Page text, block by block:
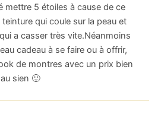
mettre 5 étoiles à cause de ce
qui coule sur la peau et
a casser très vite.Néanmoins
cadeau à se faire ou à offrir,
de montres avec un prix bien
sien 🙂